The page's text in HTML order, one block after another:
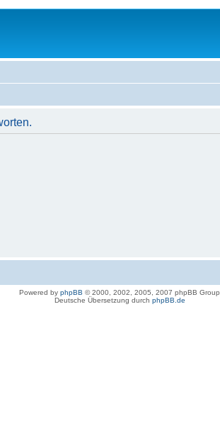
Powered by phpBB © 2000, 2002, 2005, 2007 phpBB Group
Deutsche Übersetzung durch phpBB.de